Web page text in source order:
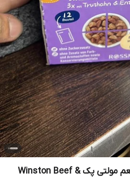
پوچ گربه وینستون 8 طعم مولتی پک Winston Beef &